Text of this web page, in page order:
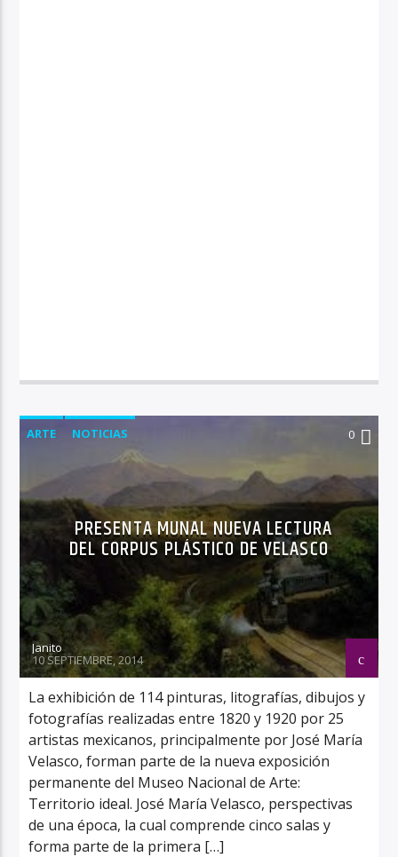
ARTE NOTICIAS 0
PRESENTA MUNAL NUEVA LECTURA
DEL CORPUS PLÁSTICO DE VELASCO
Janito
10 SEPTIEMBRE, 2014
La exhibición de 114 pinturas, litografías, dibujos y
fotografías realizadas entre 1820 y 1920 por 25
artistas mexicanos, principalmente por José María
Velasco, forman parte de la nueva exposición
permanente del Museo Nacional de Arte:
Territorio ideal. José María Velasco, perspectivas
de una época, la cual comprende cinco salas y
forma parte de la primera […]